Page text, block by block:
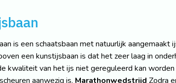
is een schaatsbaan met natuurlijk aangemaakt
een kunstijsbaan is dat het zeer laag in
kwaliteit van het ijs niet gereguleerd kan
aanwezig is. Marathonwedstrijd Zodra